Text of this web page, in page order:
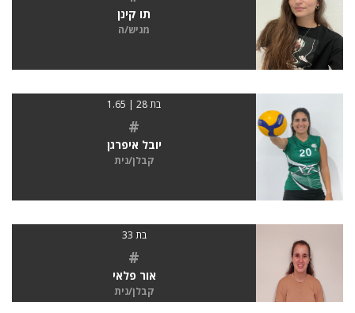
תו קינן
מגיש/ה
בת 28 | 1.65
#
יובל איפרגן
קבלן/נית
בת 33
#
אור פלאי
קבלן/נית